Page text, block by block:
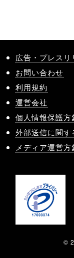
広告・プレス
お問い合わせ
利用規約
運営会社
個人情報保護方
外部送信に関す
メディア運営方
©